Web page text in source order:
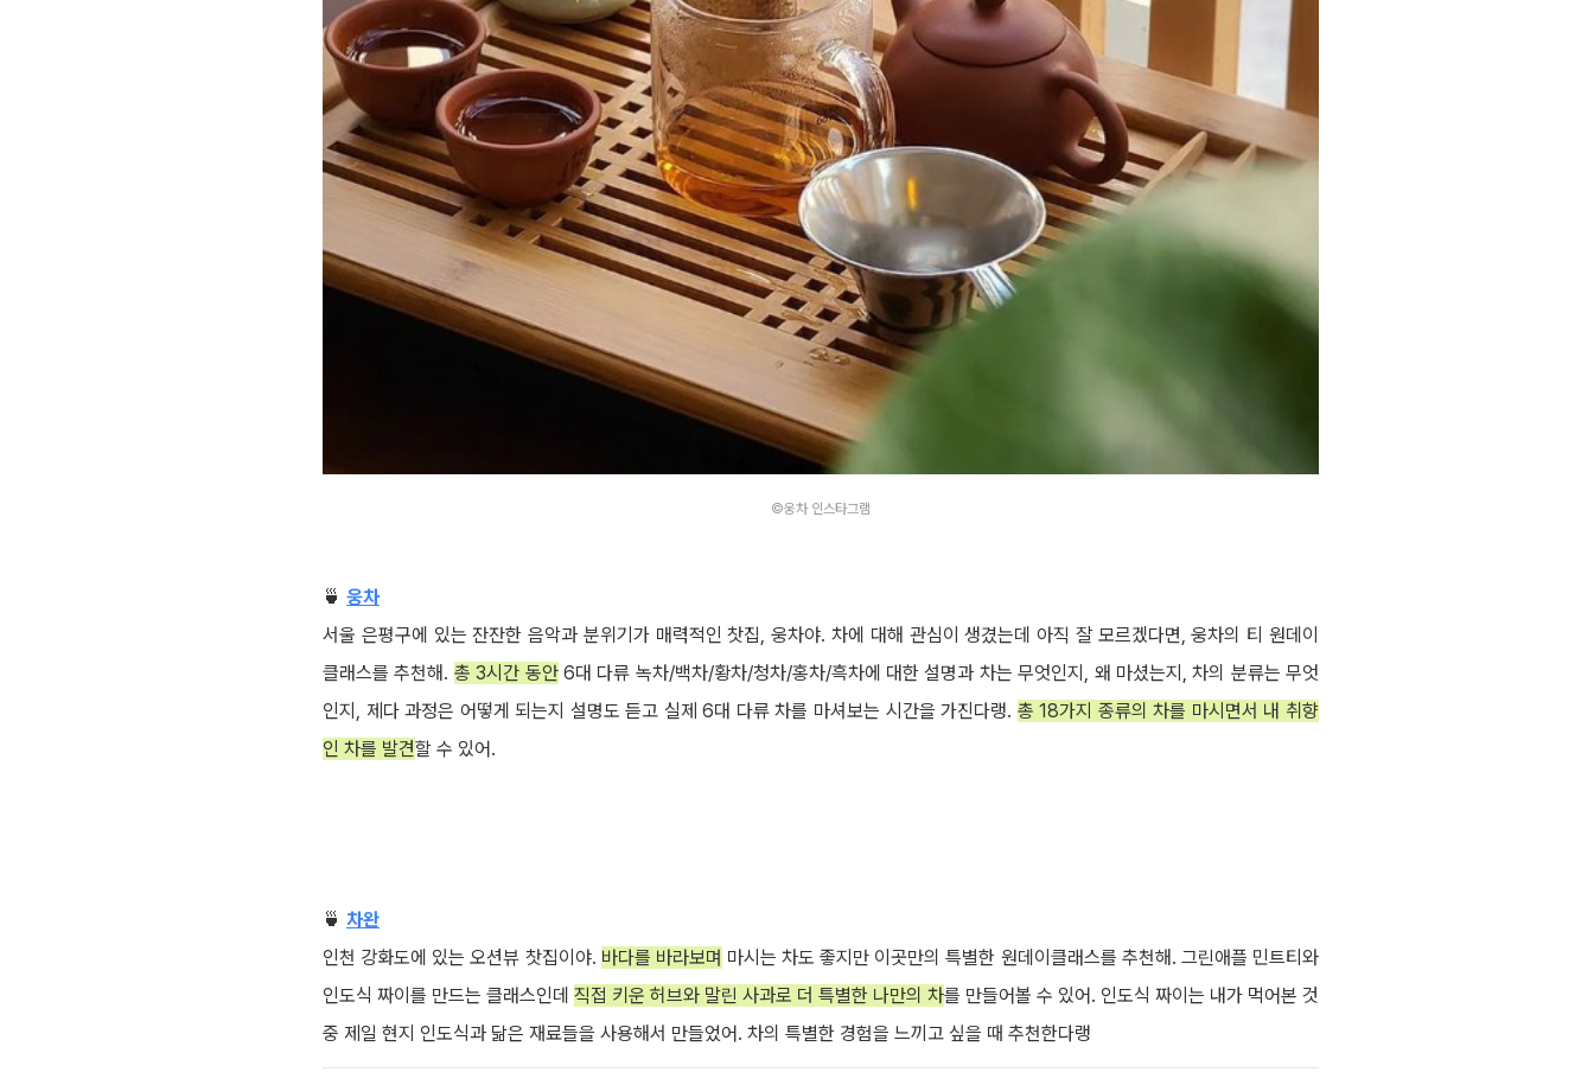
©웅차 인스타그램
🍵 웅차
서울 은평구에 있는 잔잔한 음악과 분위기가 매력적인 찻집, 웅차야. 차에 대해 관심이 생겼는데 아직 잘 모르겠다면, 웅차의 티 원데이
클래스를 추천해. 총 3시간 동안6대 다류 녹차/백차/황차/청차/홍차/흑차에 대한 설명과 차는 무엇인지, 왜 마셨는지, 차의 분류는 무엇
인지, 제다 과정은 어떻게 되는지 설명도 듣고 실제 6대 다류 차를 마셔보는 시간을 가진다랭. 총 18가지 종류의 차를 마시면서 내 취향
인 차를 발견할 수 있어.
🍵 차완
인천 강화도에 있는 오션뷰 찻집이야. 바다를 바라보며 마시는 차도 좋지만 이곳만의 특별한 원데이클래스를 추천해. 그린애플 민트티와
인도식 짜이를 만드는 클래스인데 직접 키운 허브와 말린 사과로 더 특별한 나만의 차를 만들어볼 수 있어. 인도식 짜이는 내가 먹어본 것
중 제일 현지 인도식과 닮은 재료들을 사용해서 만들었어. 차의 특별한 경험을 느끼고 싶을 때 추천한다랭